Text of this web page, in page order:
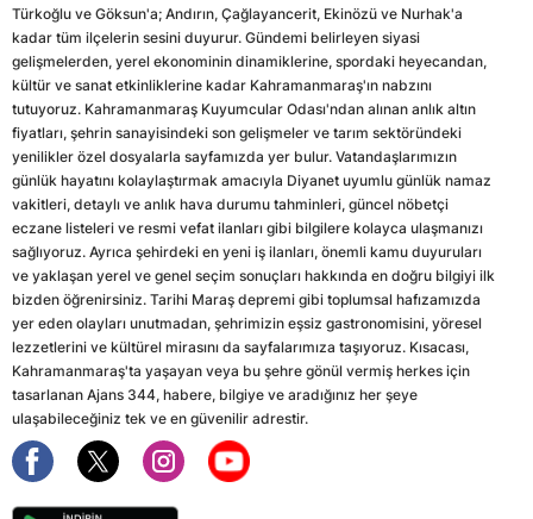
Türkoğlu ve Göksun'a; Andırın, Çağlayancerit, Ekinözü ve Nurhak'a
kadar tüm ilçelerin sesini duyurur. Gündemi belirleyen siyasi
gelişmelerden, yerel ekonominin dinamiklerine, spordaki heyecandan,
kültür ve sanat etkinliklerine kadar Kahramanmaraş'ın nabzını
tutuyoruz. Kahramanmaraş Kuyumcular Odası'ndan alınan anlık altın
fiyatları, şehrin sanayisindeki son gelişmeler ve tarım sektöründeki
yenilikler özel dosyalarla sayfamızda yer bulur. Vatandaşlarımızın
günlük hayatını kolaylaştırmak amacıyla Diyanet uyumlu günlük namaz
vakitleri, detaylı ve anlık hava durumu tahminleri, güncel nöbetçi
eczane listeleri ve resmi vefat ilanları gibi bilgilere kolayca ulaşmanızı
sağlıyoruz. Ayrıca şehirdeki en yeni iş ilanları, önemli kamu duyuruları
ve yaklaşan yerel ve genel seçim sonuçları hakkında en doğru bilgiyi ilk
bizden öğrenirsiniz. Tarihi Maraş depremi gibi toplumsal hafızamızda
yer eden olayları unutmadan, şehrimizin eşsiz gastronomisini, yöresel
lezzetlerini ve kültürel mirasını da sayfalarımıza taşıyoruz. Kısacası,
Kahramanmaraş'ta yaşayan veya bu şehre gönül vermiş herkes için
tasarlanan Ajans 344, habere, bilgiye ve aradığınız her şeye
ulaşabileceğiniz tek ve en güvenilir adrestir.